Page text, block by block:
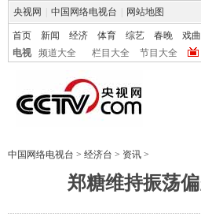
央视网 中国网络电视台 网站地图
首页 新闻 经济 体育 综艺 春晚 戏曲
电视
频道大全 栏目大全 节目大全
中国网络电视台 > 经济台 > 资讯 >
郑糖维持振荡